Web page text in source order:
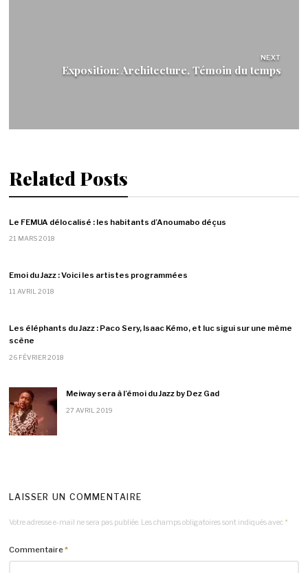
NEXT
Exposition: Architecture, Témoin du temps
Related Posts
Le FEMUA délocalisé : les habitants d’Anoumabo déçus
21 MARS 2018
Emoi du Jazz : Voici les artistes programmées
11 AVRIL 2018
Les éléphants du Jazz : Paco Sery, Isaac Kémo, et luc sigui sur une même
scène
26 FÉVRIER 2018
Meiway sera à l’émoi du Jazz by Dez Gad
27 AVRIL 2019
LAISSER UN COMMENTAIRE
Votre adresse e-mail ne sera pas publiée. Les champs obligatoires sont indiqués avec *
Commentaire*